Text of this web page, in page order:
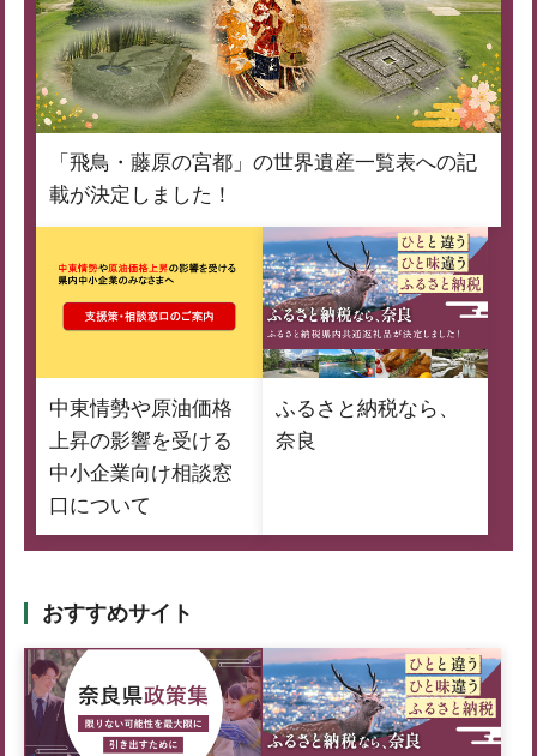
「飛鳥・藤原の宮都」の世界遺産一覧表への記
載が決定しました！
中東情勢や原油価格
上昇の影響を受ける
中小企業向け相談窓
口について
ふるさと納税なら、
奈良
おすすめサイト